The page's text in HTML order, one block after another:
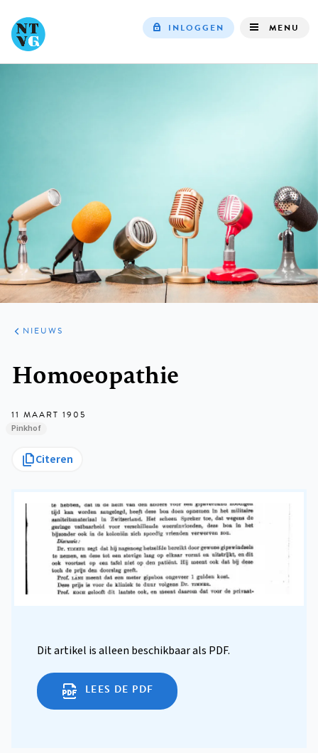
INLOGGEN MENU
ARTIKELEN
HET
KORT
NIEUWS
Homoeopathie
11 MAART 1905
Pinkhof
Citeren
Dit artikel is alleen beschikbaar als PDF.
LEES DE PDF